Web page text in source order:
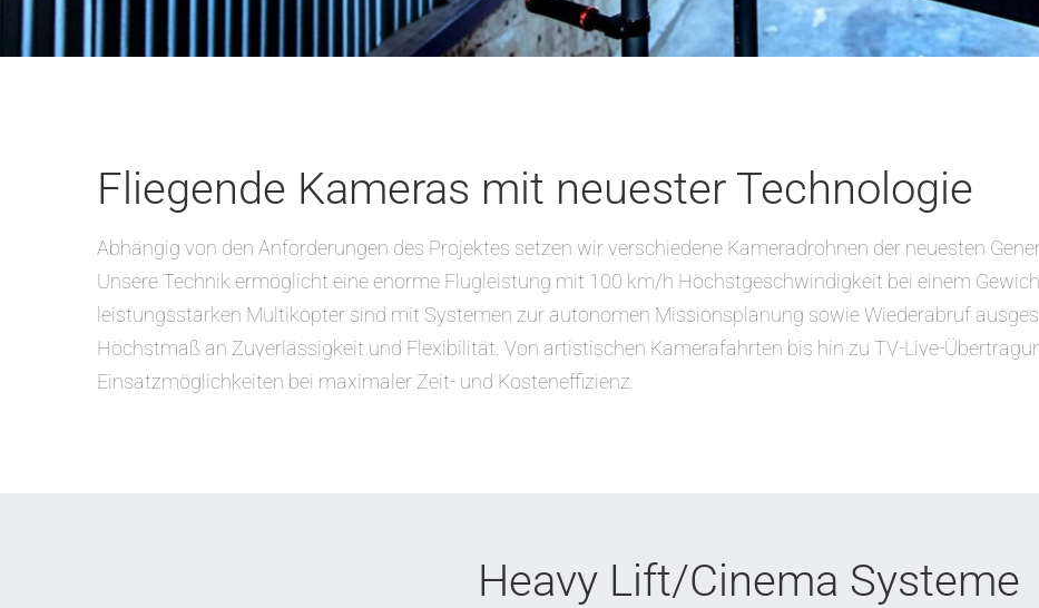
Fliegende Kameras mit neuester Technologie
Abhängig von den Anforderungen des Projektes setzen wir verschiedene Kameradrohnen der neuesten
Unsere Technik ermöglicht eine enorme Flugleistung mit 100 km/h Höchstgeschwindigkeit bei einem
leistungsstarken Multikopter sind mit Systemen zur autonomen Missionsplanung sowie Wiederabruf
Höchstmaß an Zuverlässigkeit und Flexibilität. Von artistischen Kamerafahrten bis hin zu TV-Live-
Einsatzmöglichkeiten bei maximaler Zeit- und Kosteneffizienz.
Heavy Lift/Cinema Systeme